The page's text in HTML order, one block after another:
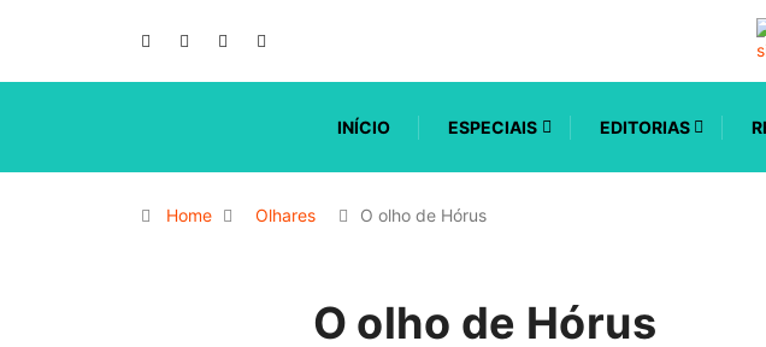
INÍCIO ESPECIAIS EDITORIAS
Home Olhares O olho de Hórus
O olho de Hórus